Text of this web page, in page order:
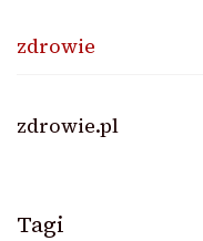
zdrowie
zdrowie.pl
Tagi